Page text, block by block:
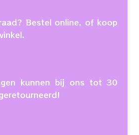
Bestel online, of koop
kunnen bij ons tot 30